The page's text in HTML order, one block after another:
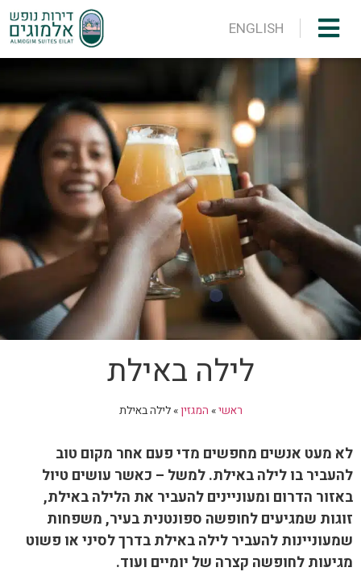
ENGLISH
לילה באילת
ראשי» המגזין»לילה באילת
לא מעט אנשים מחפשים מדי פעם אחר מקום טוב
להעביר בו לילה באילת. למשל – כאשר עושים טיול
באזור הדרום ומעוניינים להעביר את הלילה באילת,
זוגות שמגיעים לחופשה ספונטנית בעיר, משפחות
שמעוניינות להעביר לילה באילת בדרך לסיני או פשוט
מגיעות לחופשה קצרה של יומיים ועוד.